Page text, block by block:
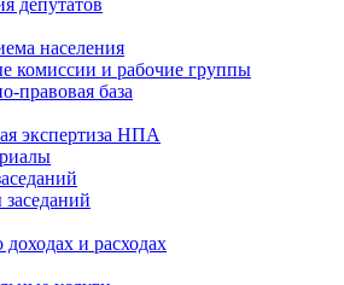
депутатов
населения
комиссии и рабочие группы
правовая база
экспертиза НПА
и расходах